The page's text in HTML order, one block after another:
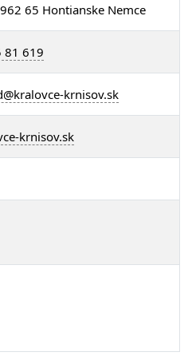
65 Hontianske Nemce
81 619
krnisov.sk
krnisov.sk